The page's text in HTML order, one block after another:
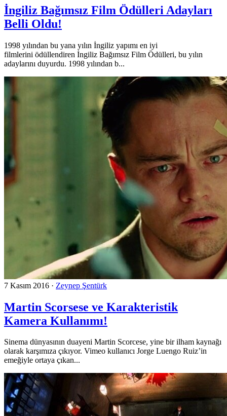
İngiliz Bağımsız Film Ödülleri Adayları
Belli Oldu!
1998 yılından bu yana yılın İngiliz yapımı en iyi
filmlerini ödüllendiren İngiliz Bağımsız Film Ödülleri, bu yılın
adaylarını duyurdu. 1998 yılından b...
7 Kasım 2016 · Zeynep Şentürk
Martin Scorsese ve Karakteristik
Kamera Kullanımı!
Sinema dünyasının duayeni Martin Scorcese, yine bir ilham kaynağı
olarak karşımıza çıkıyor. Vimeo kullanıcı Jorge Luengo Ruiz’in
emeğiyle ortaya çıkan...